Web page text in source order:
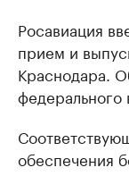
Росавиация
прием и
Краснодара.
федерального
обеспечения